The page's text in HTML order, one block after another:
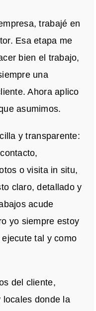
trabajé en
Esa etapa me
bien el trabajo,
una
Ahora aplico
asumimos.
y transparente:
o visita in situ,
claro, detallado y
acude
yo siempre estoy
tal y como
del cliente,
locales donde la